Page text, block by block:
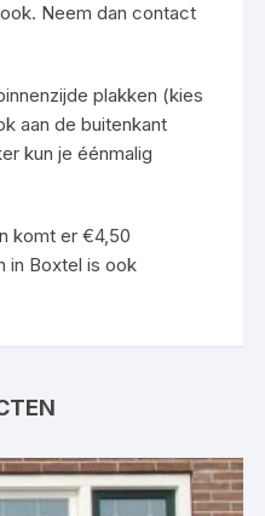
Neem dan contact
plakken (kies
aan de buitenkant
kun je éénmalig
komt er €4,50
in Boxtel is ook